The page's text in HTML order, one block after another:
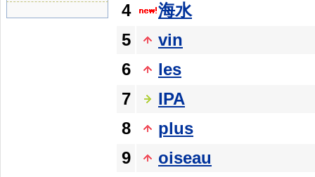
4
海水
5
vin
6
les
7
IPA
8
plus
9
oiseau